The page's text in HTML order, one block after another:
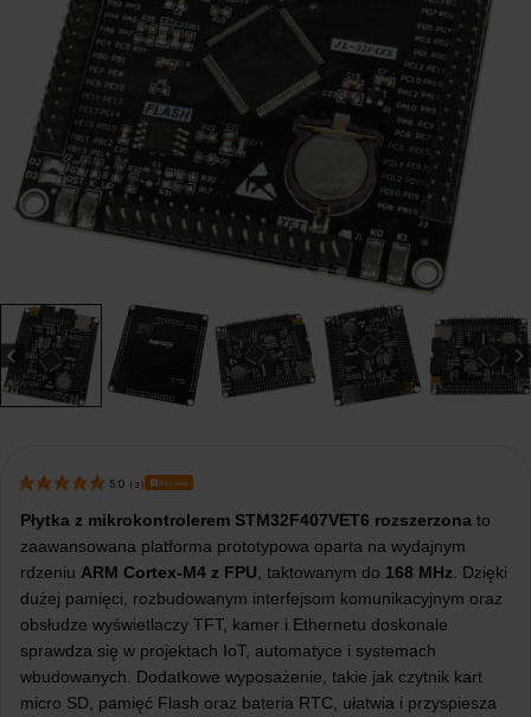
5.0 ( 3 ) Bestseller
Płytka z mikrokontrolerem STM32F407VET6 rozszerzona to
zaawansowana platforma prototypowa oparta na wydajnym
rdzeniu ARM Cortex-M4 z FPU , taktowanym do 168 MHz . Dzięki
dużej pamięci, rozbudowanym interfejsom komunikacyjnym oraz
obsłudze wyświetlaczy TFT, kamer i Ethernetu doskonale
sprawdza się w projektach IoT, automatyce i systemach
wbudowanych. Dodatkowe wyposażenie, takie jak czytnik kart
micro SD, pamięć Flash oraz bateria RTC, ułatwia i przyspiesza